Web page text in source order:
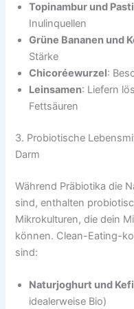
Topinambur und
Inulinquellen
Grüne Bananen und
Stärke
Chicoréewurzel:
Leinsamen: Liefern
Fettsäuren
3. Probiotische
Darm
Während Präbiotika die
sind, enthalten
Mikrokulturen, die dein
können. Clean-Eating-
sind:
Naturjoghurt und
idealerweise Bio)